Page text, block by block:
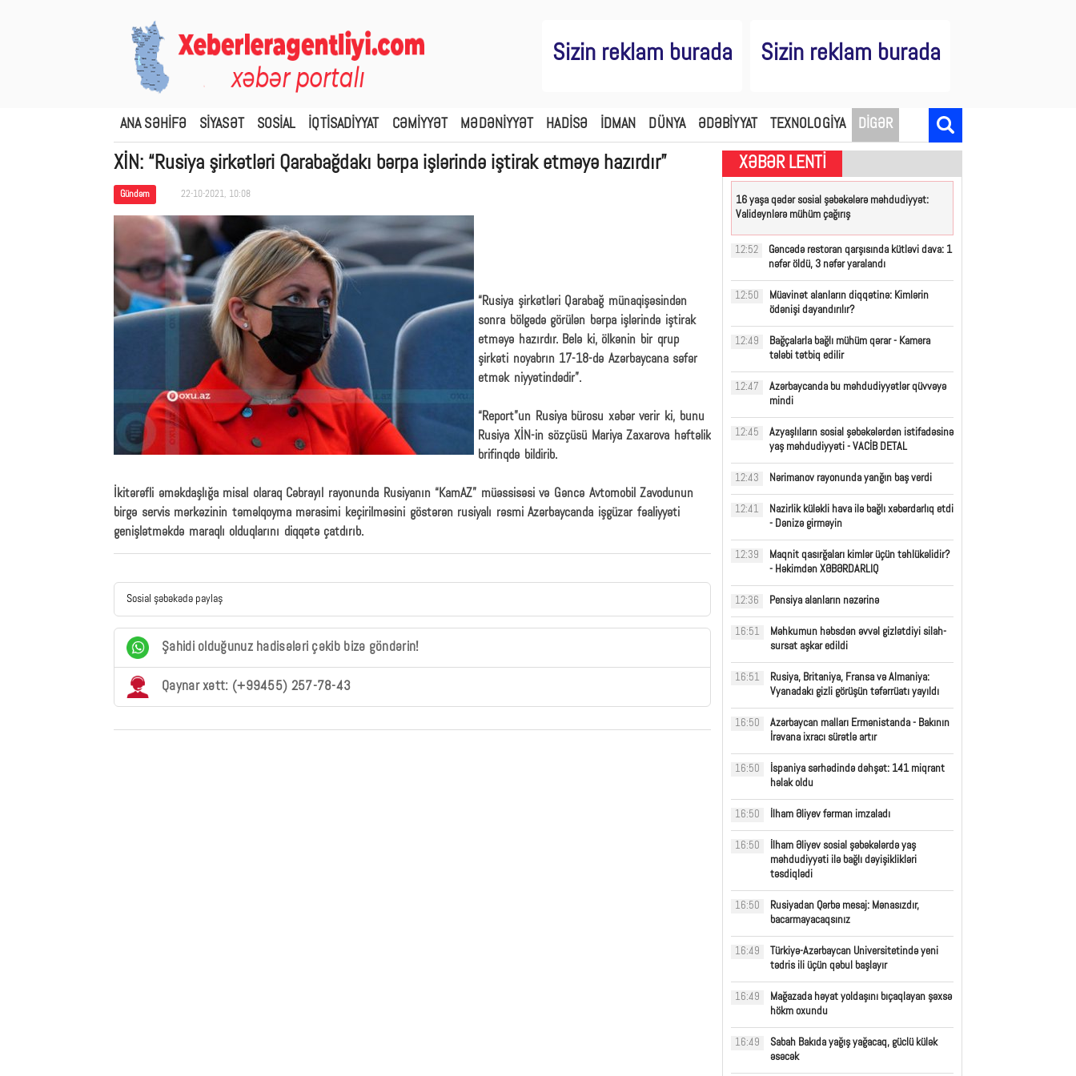
Sizin reklam burada Sizin reklam burada
ANA SƏHİFƏ SİYASƏT SOSİAL İQTİSADİYYAT CƏMİYYƏT MƏDƏNİYYƏT HADİSƏ İDMAN DÜNYA ƏDƏBİYYAT TEXNOLOGİYA DİGƏR
XİN: “Rusiya şirkətləri Qarabağdakı bərpa işlərində iştirak etməyə hazırdır”
Gündəm 22-10-2021, 10:08
“Rusiya şirkətləri Qarabağ münaqişəsindən
sonra bölgədə görülən bərpa işlərində iştirak
etməyə hazırdır. Belə ki, ölkənin bir qrup
şirkəti noyabrın 17-18-də Azərbaycana səfər
etmək niyyətindədir”.
“Report”un Rusiya bürosu xəbər verir ki, bunu
Rusiya XİN-in sözçüsü Mariya Zaxarova həftəlik
brifinqdə bildirib.
İkitərəfli əməkdaşlığa misal olaraq Cəbrayıl rayonunda Rusiyanın “KamAZ” müəssisəsi və Gəncə Avtomobil Zavodunun
birgə servis mərkəzinin təməlqoyma mərasimi keçirilməsini göstərən rusiyalı rəsmi Azərbaycanda işgüzar fəaliyyəti
genişlətməkdə maraqlı olduqlarını diqqətə çatdırıb.
Sosial şəbəkədə paylaş
Şahidi olduğunuz hadisələri çəkib bizə göndərin!
Qaynar xətt: (+99455) 257-78-43
XƏBƏR LENTİ
16 yaşa qədər sosial şəbəkələrə məhdudiyyət:
Valideynlərə mühüm çağırış
12:52
Gəncədə restoran qarşısında kütləvi dava: 1
nəfər öldü, 3 nəfər yaralandı
12:50
Müavinət alanların diqqətinə: Kimlərin
ödənişi dayandırılır?
12:49
Bağçalarla bağlı mühüm qərar - Kamera
tələbi tətbiq edilir
12:47
Azərbaycanda bu məhdudiyyətlər qüvvəyə
mindi
12:45
Azyaşlıların sosial şəbəkələrdən istifadəsinə
yaş məhdudiyyəti - VACİB DETAL
12:43 Nərimanov rayonunda yanğın baş verdi
12:41
Nazirlik küləkli hava ilə bağlı xəbərdarlıq etdi
- Dənizə girməyin
12:39
Maqnit qasırğaları kimlər üçün təhlükəlidir?
- Həkimdən XƏBƏRDARLIQ
12:36 Pensiya alanların nəzərinə
16:51
Məhkumun həbsdən əvvəl gizlətdiyi silah-
sursat aşkar edildi
16:51
Rusiya, Britaniya, Fransa və Almaniya:
Vyanadakı gizli görüşün təfərrüatı yayıldı
16:50
Azərbaycan malları Ermənistanda - Bakının
İrəvana ixracı sürətlə artır
16:50
İspaniya sərhədində dəhşət: 141 miqrant
həlak oldu
16:50 İlham Əliyev fərman imzaladı
16:50
İlham Əliyev sosial şəbəkələrdə yaş
məhdudiyyəti ilə bağlı dəyişiklikləri
təsdiqlədi
16:50
Rusiyadan Qərbə mesaj: Mənasızdır,
bacarmayacaqsınız
16:49
Türkiyə-Azərbaycan Universitetində yeni
tədris ili üçün qəbul başlayır
16:49
Mağazada həyat yoldaşını bıçaqlayan şəxsə
hökm oxundu
16:49
Sabah Bakıda yağış yağacaq, güclü külək
əsəcək